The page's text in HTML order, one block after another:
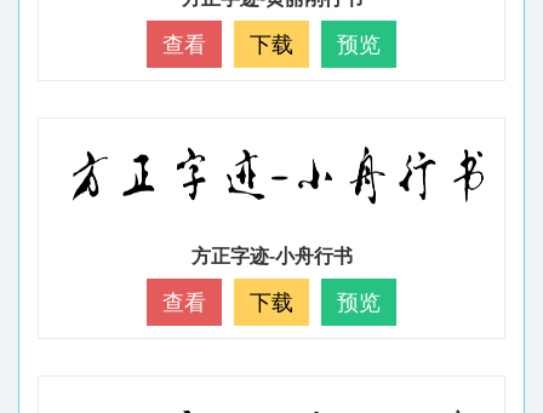
查看 下载 预览
方正字迹-小舟行书
查看 下载 预览